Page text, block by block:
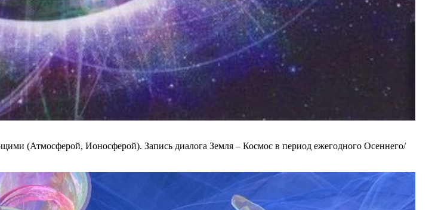
(Атмосферой, Ионосферой). Запись диалога Земля – Космос в период ежегодного Осеннего/